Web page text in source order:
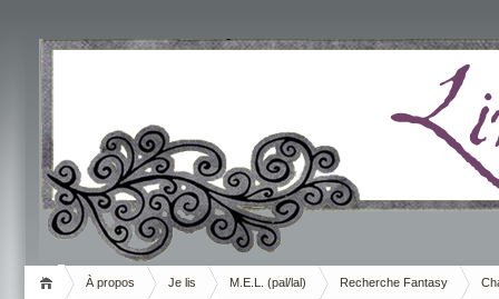
Livrement
À propos Je lis M.E.L. (pal/lal) Recherche Fantasy